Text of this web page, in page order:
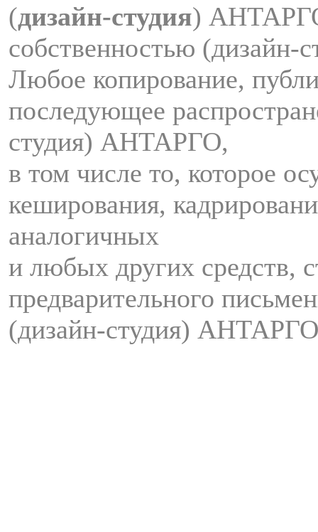
(дизайн-студия)
собственностью
Любое копирование,
последующее
студия) АНТАРГО,
в том числе то, которое
кеширования,
аналогичных
и любых других средств,
предварительного
(дизайн-студия)